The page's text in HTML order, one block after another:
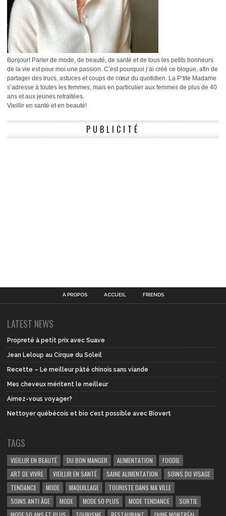
Bonjour! Parler de mode, de beauté, de santé et de tous les petits bonheurs
de la vie est pour moi une passion. C’est pourquoi j’ai créé ce blogue, afin de
partager des trucs, astuces et coups de cœur du quotidien. La P’tite Madame
s’adresse à toutes les femmes, mais en particulier aux femmes de plus de 40
ans et aux jeunes retraitées.
Vieillir en santé et en beauté!
PUBLICITÉ
À PROPOS ACCUEIL FRIENDS
LATEST NEWS
Propreté à petit prix avec Suave
Jean Leloup au Cirque du Soleil
Recette – Le meilleur pâté chinois sans viande
Mes cheveux méritent le meilleur
Aimez-vous voyager?
Nettoyer québécois et bio c’est possible avec Biovert
TAGS
VIEILLIR EN BEAUTÉ DU BON MANGER ALIMENTATION
FOODIE
ART DE VIVRE
VIEILLIR EN SANTÉ SAINE ALIMENTATION
SOINS DU VISAGE
TENDANCE
MODE MAQUILLAGE
TOURISTE DANS MA VILLE
SOINS ANTI ÂGE
MODE MODE 50 PLUS MODE TENDANCE
SORTIE